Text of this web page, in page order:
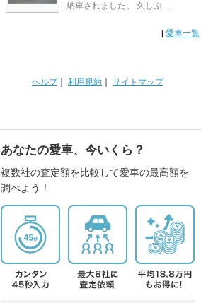
納車されました。 久しぶ ...
[愛車一覧
ヘルプ｜ 利用規約 サイトマップ
あなたの愛車、今いくら？
複数社の査定額を比較して愛車の最高額を
調べよう！